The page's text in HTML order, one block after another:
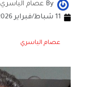
By عصام الياسري
11 شباط/فبراير 2026
عصام الياسري